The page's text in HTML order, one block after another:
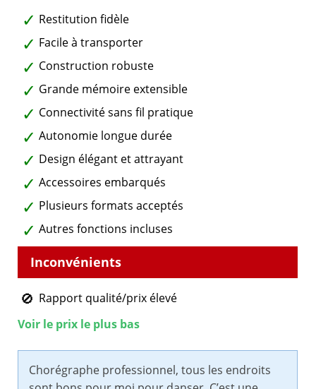
Restitution fidèle
Facile à transporter
Construction robuste
Grande mémoire extensible
Connectivité sans fil pratique
Autonomie longue durée
Design élégant et attrayant
Accessoires embarqués
Plusieurs formats acceptés
Autres fonctions incluses
Rapport qualité/prix élevé
Voir le prix le plus bas
Chorégraphe professionnel, tous les endroits